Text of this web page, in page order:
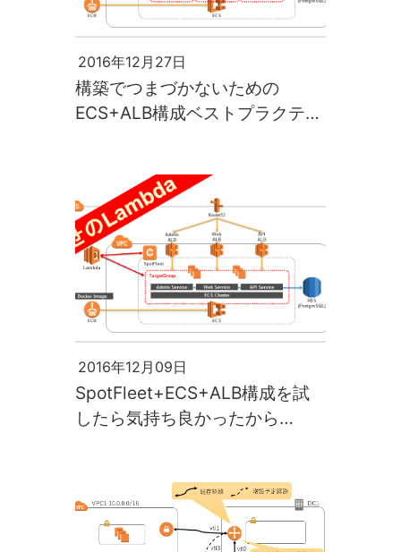
2016年12月27日
構築でつまづかないための
ECS+ALB構成ベストプラクティ
2016年12月09日
SpotFleet+ECS+ALB構成を試
したら気持ち良かったから